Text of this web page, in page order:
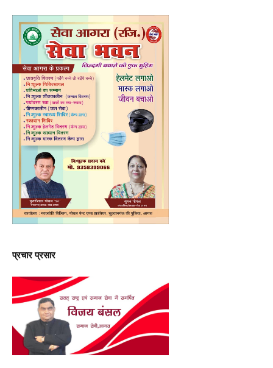
प्रचार प्रसार